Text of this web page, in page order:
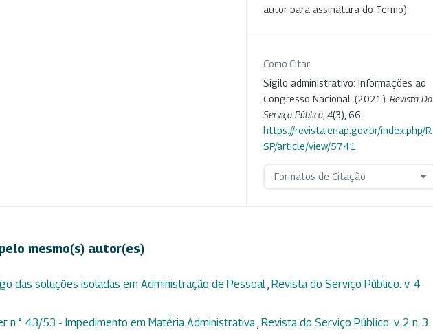
autor para assinatura do Termo).
Como Citar
Sigilo administrativo: Informações ao
Congresso Nacional. (2021). Revista Do
Serviço Público 4(3), 66.
https://revista.enap.gov.br/index.php/R
SP/article/view/5741
Formatos de Citação
mesmo(s) autor(es)
das soluções isoladas em Administração de Pessoal Revista do Serviço Público: v. 4
n.° 43/53 - Impedimento em Matéria Administrativa Revista do Serviço Público: v. 2 n. 3